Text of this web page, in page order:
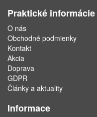
Praktické informácie
O nás
Obchodné podmienky
Kontakt
Akcia
Doprava
GDPR
Články a aktuality
Informace